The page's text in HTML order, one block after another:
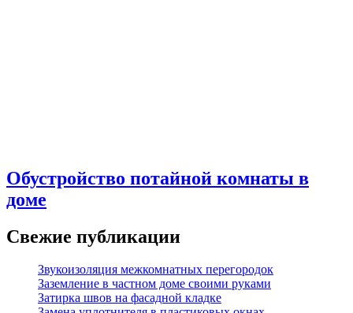
Обустройство потайной комнаты в
доме
Свежие публикации
Звукоизоляция межкомнатных перегородок
Заземление в частном доме своими руками
Затирка швов на фасадной кладке